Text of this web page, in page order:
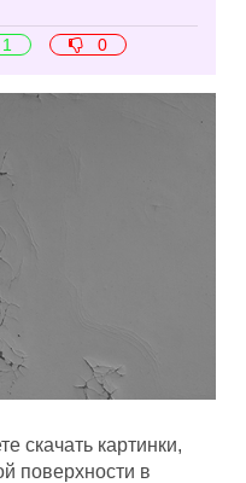
1 0
скачать картинки,
поверхности в